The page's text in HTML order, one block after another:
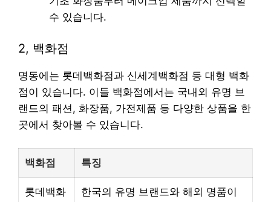
수 있습니다.
2, 백화점
명동에는 롯데백화점과 신세계백화점 등 대형 백화
점이 있습니다. 이들 백화점에서는 국내외 유명 브
랜드의 패션, 화장품, 가전제품 등 다양한 상품을 한
곳에서 찾아볼 수 있습니다.
백화점 특징
롯데백화 한국의 유명 브랜드와 해외 명품이